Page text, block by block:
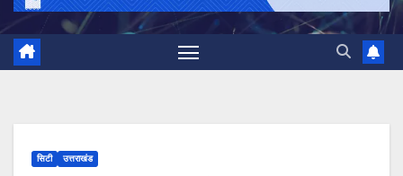
सिटी उत्तराखंड